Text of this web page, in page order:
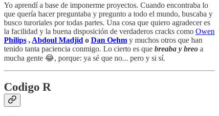
Yo aprendí a base de imponerme proyectos. Cuando encontraba lo
que quería hacer preguntaba y pregunto a todo el mundo, buscaba y
busco turoriales por todas partes. Una cosa que quiero agradecer es
la facilidad y la buena disposición de verdaderos cracks como Owen
Philips , Abdoul Madjid o Dan Oehm y muchos otros que han
tenido tanta paciencia conmigo. Lo cierto es que breaba y breo a
mucha gente 😂, porque: ya sé que no... pero y si sí.
Codigo R